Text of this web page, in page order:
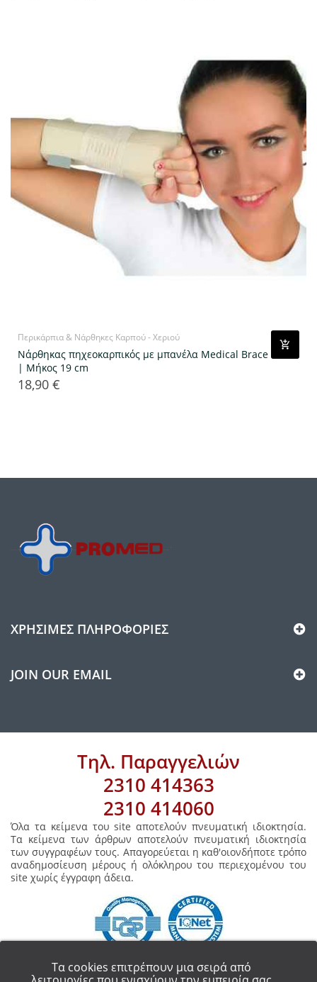
Τα cookies επιτρέπουν μια σειρά από
Περικάρπια & Νάρθηκες Καρπού - Χεριού
Νάρθηκας πηχεοκαρπικός με μπανέλα Medical Brace
| Μήκος 19 cm
Τιμή
18,90 €
ΧΡΉΣΙΜΕΣ ΠΛΗΡΟΦΟΡΊΕΣ
JOIN OUR EMAIL
Τηλ. Παραγγελιών
2310 414363
2310 414060
Όλα τα κείμενα του site αποτελούν πνευματική ιδιοκτησία.
Τα κείμενα των άρθρων αποτελούν πνευματική ιδιοκτησία
των συγγραφέων τους. Απαγορεύεται η καθ'οιονδήποτε τρόπο
αναδημοσίευση μέρους ή ολόκληρου του περιεχομένου του
site χωρίς έγγραφη άδεια.